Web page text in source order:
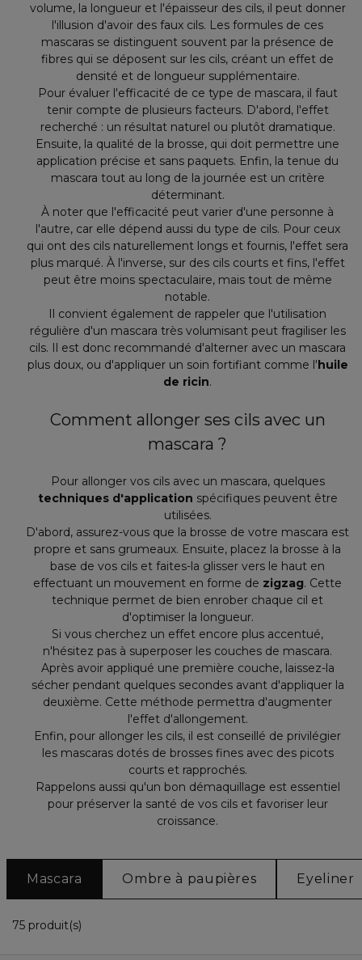
volume, la longueur et l'épaisseur des cils, il peut donner
l'illusion d'avoir des faux cils. Les formules de ces
mascaras se distinguent souvent par la présence de
fibres qui se déposent sur les cils, créant un effet de
densité et de longueur supplémentaire.
Pour évaluer l'efficacité de ce type de mascara, il faut
tenir compte de plusieurs facteurs. D'abord, l'effet
recherché : un résultat naturel ou plutôt dramatique.
Ensuite, la qualité de la brosse, qui doit permettre une
application précise et sans paquets. Enfin, la tenue du
mascara tout au long de la journée est un critère
déterminant.
À noter que l'efficacité peut varier d'une personne à
l'autre, car elle dépend aussi du type de cils. Pour ceux
qui ont des cils naturellement longs et fournis, l'effet sera
plus marqué. À l'inverse, sur des cils courts et fins, l'effet
peut être moins spectaculaire, mais tout de même
notable.
Il convient également de rappeler que l'utilisation
régulière d'un mascara très volumisant peut fragiliser les
cils. Il est donc recommandé d'alterner avec un mascara
plus doux, ou d'appliquer un soin fortifiant comme l'huile
de ricin.
Comment allonger ses cils avec un
mascara ?
Pour allonger vos cils avec un mascara, quelques
techniques d'application spécifiques peuvent être
utilisées.
D'abord, assurez-vous que la brosse de votre mascara est
propre et sans grumeaux. Ensuite, placez la brosse à la
base de vos cils et faites-la glisser vers le haut en
effectuant un mouvement en forme de zigzag. Cette
technique permet de bien enrober chaque cil et
d'optimiser la longueur.
Si vous cherchez un effet encore plus accentué,
n'hésitez pas à superposer les couches de mascara.
Après avoir appliqué une première couche, laissez-la
sécher pendant quelques secondes avant d'appliquer la
deuxième. Cette méthode permettra d'augmenter
l'effet d'allongement.
Enfin, pour allonger les cils, il est conseillé de privilégier
les mascaras dotés de brosses fines avec des picots
courts et rapprochés.
Rappelons aussi qu'un bon démaquillage est essentiel
pour préserver la santé de vos cils et favoriser leur
croissance.
Mascara Ombre à paupières Eyeliner
75 produit(s)